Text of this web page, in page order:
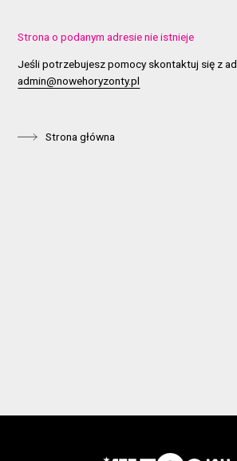
Strona o podanym adresie nie istnieje
Jeśli potrzebujesz pomocy skontaktuj się z
admin@nowehoryzonty.pl
Strona główna